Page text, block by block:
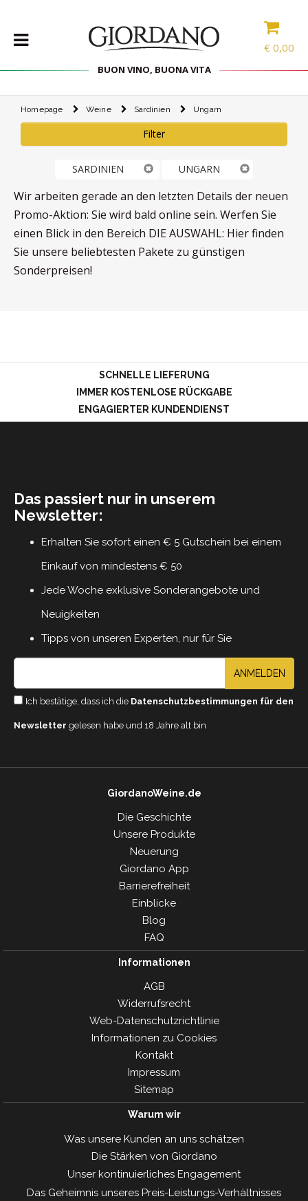
€ 0,00
BUON VINO, BUONA VITA
WEINE
PROBIERPAKETE
INTERNATIONALE
AUSWAHL
ANGEBOTE
LOGIN
Homepage Weine Sardinien Ungarn
Filter
SARDINIEN UNGARN
Wir arbeiten gerade an den letzten Details der neuen
Promo-Aktion: Sie wird bald online sein. Werfen Sie
einen Blick in den Bereich DIE AUSWAHL: Hier finden
Sie unsere beliebtesten Pakete zu günstigen
Sonderpreisen!
SCHNELLE LIEFERUNG
IMMER KOSTENLOSE RÜCKGABE
ENGAGIERTER KUNDENDIENST
Das passiert nur in unserem
Newsletter:
Erhalten Sie sofort einen € 5 Gutschein bei einem
Einkauf von mindestens € 50
Jede Woche exklusive Sonderangebote und
Neuigkeiten
Tipps von unseren Experten, nur für Sie
ANMELDEN
Ich bestätige, dass ich die Datenschutzbestimmungen für den
Newsletter gelesen habe und 18 Jahre alt bin
GiordanoWeine.de
Die Geschichte
Unsere Produkte
Neuerung
Giordano App
Barrierefreiheit
Einblicke
Blog
FAQ
Informationen
AGB
Widerrufsrecht
Web-Datenschutzrichtlinie
Informationen zu Cookies
Kontakt
Impressum
Sitemap
Warum wir
Was unsere Kunden an uns schätzen
Die Stärken von Giordano
Unser kontinuierliches Engagement
Das Geheimnis unseres Preis-Leistungs-Verhàltnisses